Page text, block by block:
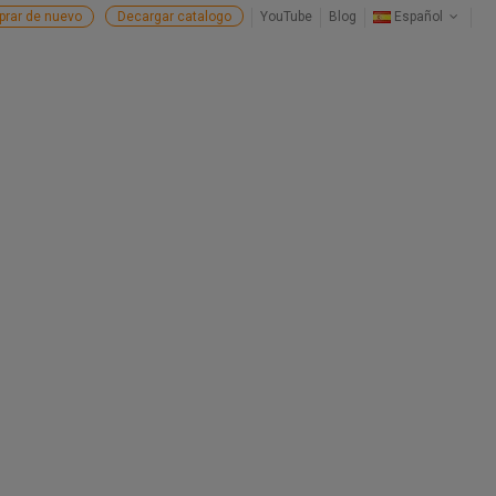
Español
Blog
YouTube
Decargar catalogo
de nuevo